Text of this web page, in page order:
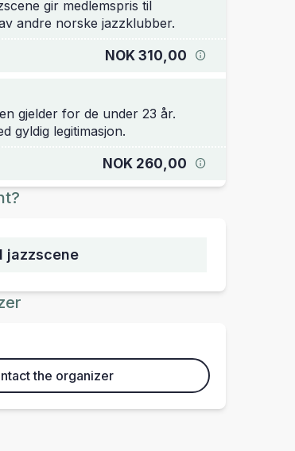
gir medlemspris til
andre norske jazzklubber.
NOK 310,00
gjelder for de under 23 år.
gyldig legitimasjon.
NOK 260,00
jazzscene
Contact the organizer